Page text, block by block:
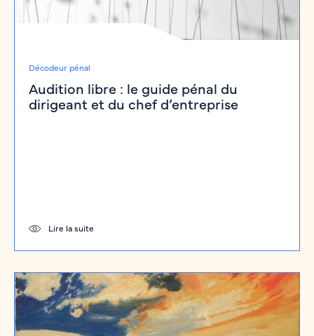
Décodeur pénal
Audition libre : le guide pénal du
dirigeant et du chef d’entreprise
Lire la suite